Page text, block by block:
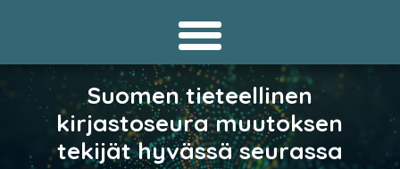
Suomen tieteellinen
kirjastoseura muutoksen
tekijät hyvässä seurassa